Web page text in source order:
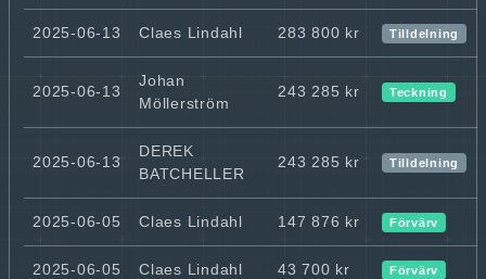
2025-06-13 Claes Lindahl 283 800 kr Tilldelning
2025-06-13
Johan
Möllerström
243 285 kr Teckning
2025-06-13
DEREK
BATCHELLER
243 285 kr Tilldelning
2025-06-05 Claes Lindahl 147 876 kr Förvärv
2025-06-05 Claes Lindahl 43 700 kr Förvärv